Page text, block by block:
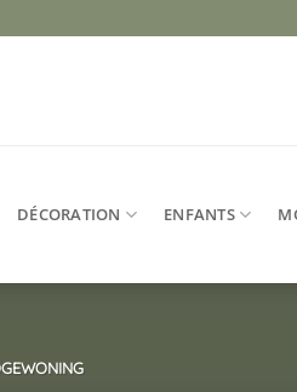
DÉCORATION ENFANTS